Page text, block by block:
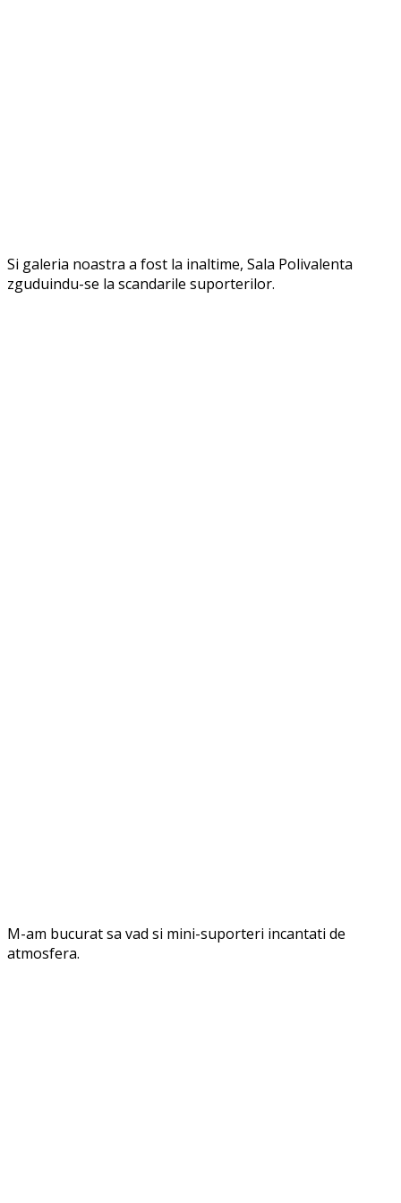
Si galeria noastra a fost la inaltime, Sala Polivalenta
zguduindu-se la scandarile suporterilor.
M-am bucurat sa vad si mini-suporteri incantati de
atmosfera.